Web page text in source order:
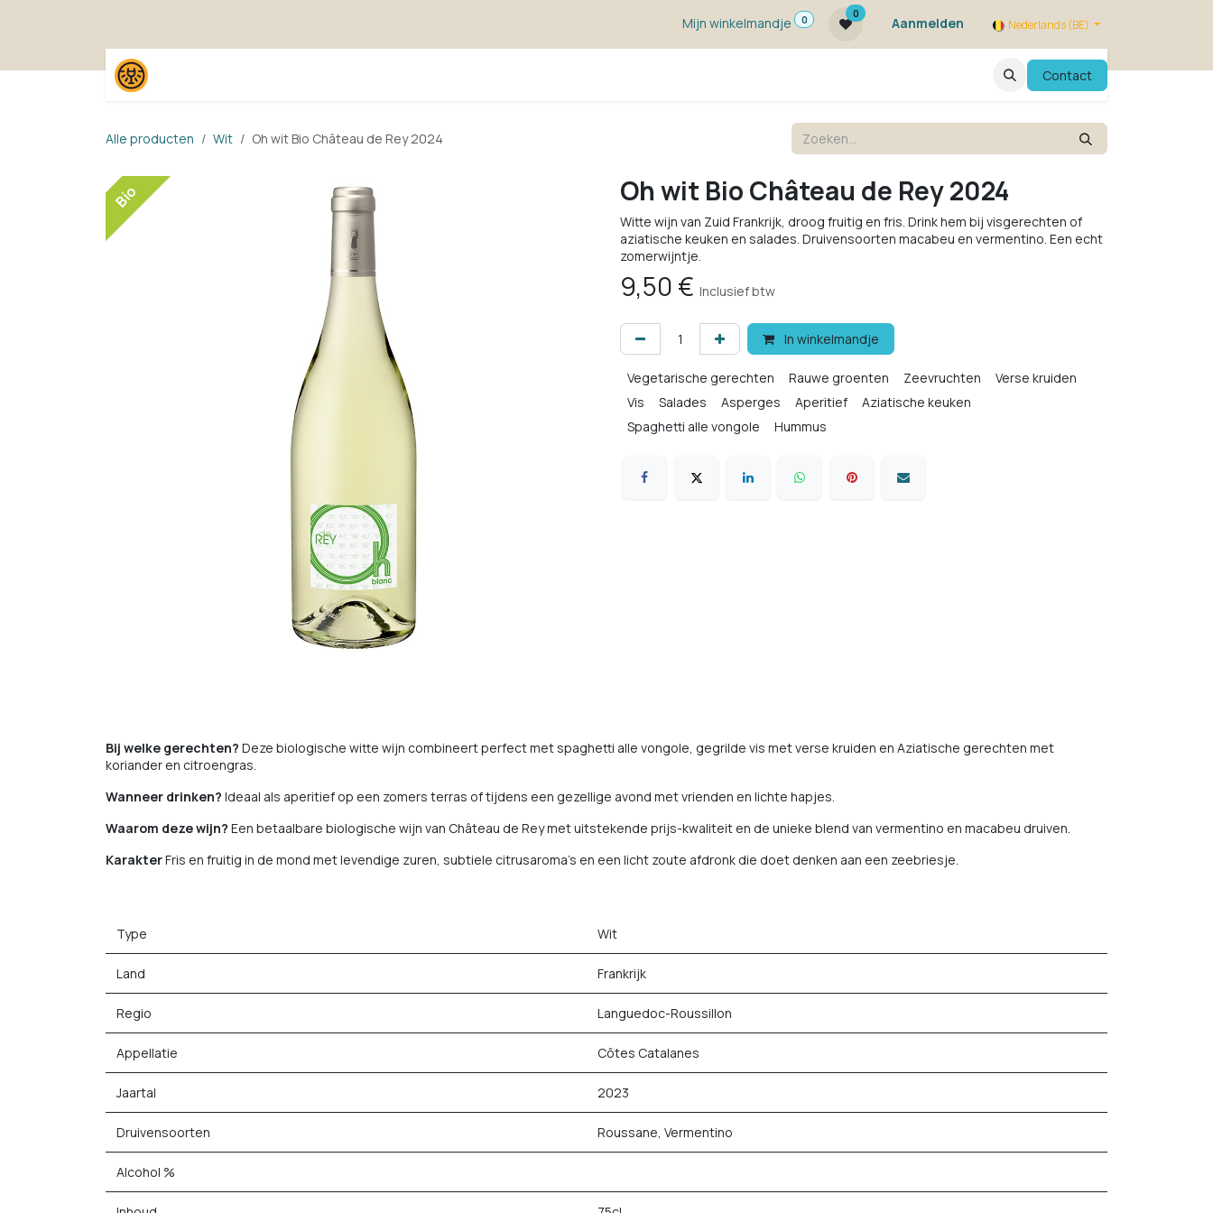
Mijn winkelmandje
0
0
Aanmelden Nederlands (BE)
EvenementenContact
Alle producten Wit Oh wit Bio Château de Rey 2024
Bio Oh wit Bio Château de Rey 2024
Witte wijn van Zuid Frankrijk, droog fruitig en fris. Drink hem bij visgerechten of
aziatische keuken en salades. Druivensoorten macabeu en vermentino. Een echt
zomerwijntje.
9,50 € Inclusief btw
In winkelmandje
Vegetarische gerechten Rauwe groenten Zeevruchten
Verse kruiden
Vis
Salades Asperges Aperitief
Aziatische keuken
Spaghetti alle vongole
Hummus
Bij welke gerechten? Deze biologische witte wijn combineert perfect met spaghetti alle vongole, gegrilde vis met verse kruiden en Aziatische gerechten met
koriander en citroengras.
Wanneer drinken? Ideaal als aperitief op een zomers terras of tijdens een gezellige avond met vrienden en lichte hapjes.
Waarom deze wijn? Een betaalbare biologische wijn van Château de Rey met uitstekende prijs-kwaliteit en de unieke blend van vermentino en macabeu druiven.
KarakterFris en fruitig in de mond met levendige zuren, subtiele citrusaroma's en een licht zoute afdronk die doet denken aan een zeebriesje.
Type Wit
Land Frankrijk
Regio Languedoc-Roussillon
Appellatie Côtes Catalanes
Jaartal 2023
Druivensoorten Roussane, Vermentino
Alcohol %